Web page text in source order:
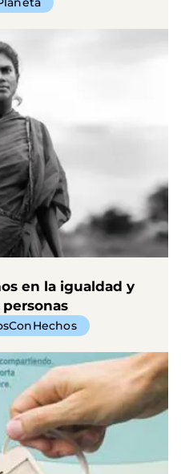
en la igualdad y